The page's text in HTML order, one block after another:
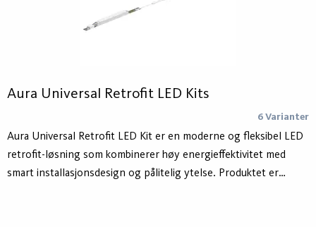
Aura Universal Retrofit LED Kits
6 Varianter
Aura Universal Retrofit LED Kit er en moderne og fleksibel LED
retrofit-løsning som kombinerer høy energieffektivitet med
smart installasjonsdesign og pålitelig ytelse. Produktet er